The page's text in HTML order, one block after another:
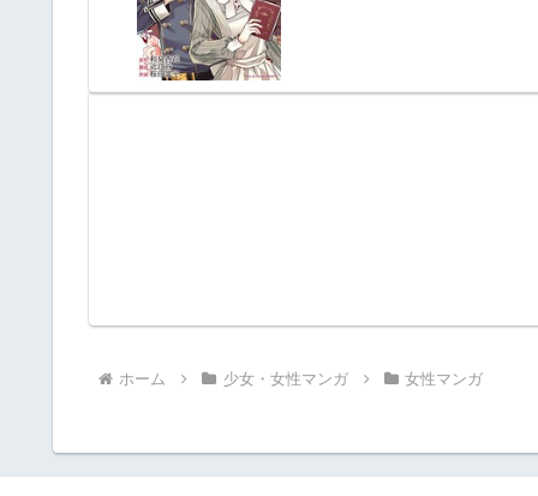
ホーム 少女・女性マンガ 女性マンガ